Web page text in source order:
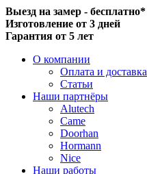
Выезд на замер - бесплатно*
Изготовление от 3 дней
Гарантия от 5 лет
О компании
Оплата и доставка
Статьи
Наши партнёры
Alutech
Came
Doorhan
Hormann
Nice
Наши работы